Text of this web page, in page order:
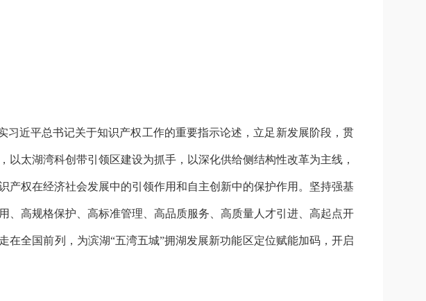
近平总书记关于知识产权工作的重要指示论述，立足新发展阶段，贯
太湖湾科创带引领区建设为抓手，以深化供给侧结构性改革为主线，
权在经济社会发展中的引领作用和自主创新中的保护作用。坚持强基
、高规格保护、高标准管理、高品质服务、高质量人才引进、高起点开
全国前列，为滨湖“五湾五城”拥湖发展新功能区定位赋能加码，开启